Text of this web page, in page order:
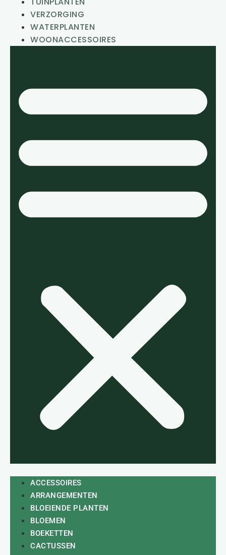
VERZORGING
WATERPLANTEN
WOONACCESSOIRES
ACCESSOIRES
ARRANGEMENTEN
BLOEIENDE PLANTEN
BLOEMEN
BOEKETTEN
CACTUSSEN